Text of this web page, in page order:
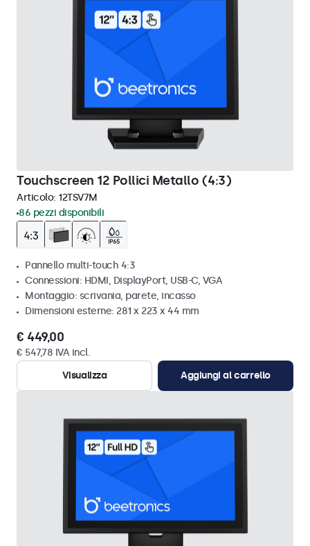
Touchscreen 12 Pollici Metallo (4:3)
Articolo: 12TSV7M
86 pezzi disponibili
Pannello multi-touch 4:3
Connessioni: HDMI, DisplayPort, USB-C, VGA
Montaggio: scrivania, parete, incasso
Dimensioni esterne: 281 x 223 x 44 mm
€ 449,00
€ 547,78 IVA incl.
Visualizza
Aggiungi al carrello